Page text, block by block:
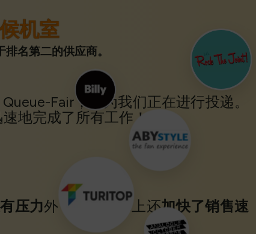
机室
名第二的供应商。
Fair，因为我们正在进行投递。
地完成了所有工作！’
压力外，我们实际上还加快了销售速